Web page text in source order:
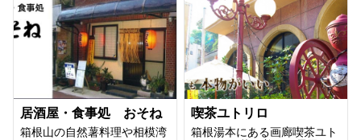
居酒屋・食事処 おそね
箱根山の自然薯料理や相模湾
喫茶ユトリロ
箱根湯本にある画廊喫茶ユト